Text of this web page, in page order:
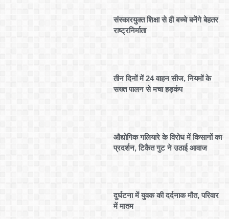
संस्कारयुक्त शिक्षा से ही बच्चे बनेंगे बेहतर
राष्ट्रनिर्माता
तीन दिनों में 24 वाहन सीज, नियमों के
सख्त पालन से मचा हड़कंप
औद्योगिक गलियारे के विरोध में किसानों का
प्रदर्शन, टिकैत गुट ने उठाई आवाज
दुर्घटना में युवक की दर्दनाक मौत, परिवार
में मातम